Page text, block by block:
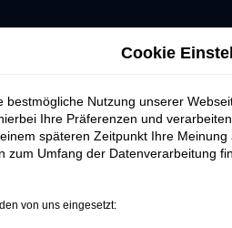
Cookie
bestmögliche Nutzung unserer
Ihre Präferenzen und
späteren Zeitpunkt Ihre
zum Umfang der Datenverarbeitung
von uns eingesetzt: